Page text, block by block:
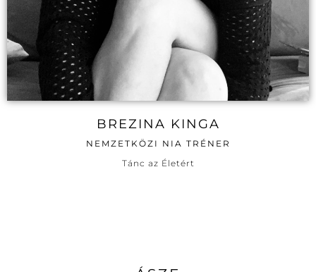
BREZINA KINGA
NEMZETKÖZI NIA TRÉNER
Tánc az Életért